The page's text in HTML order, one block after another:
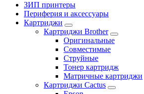
ЗИП принтеры
Периферия и аксессуары
Картриджи
Картриджи Brother
Оригинальные
Совместимые
Струйные
Тонер картридж
Матричные картриджи
Картриджи Cactus